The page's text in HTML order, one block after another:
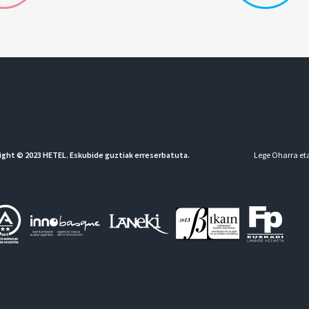
© 2023 HETEL. Eskubide guztiak erreserbatuta. Lege Oharra